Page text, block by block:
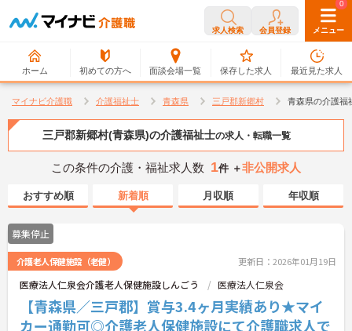
求人検索 会員登録 メニュー
ホーム 初めての方へ 面談会場一覧
0
保存した求人
0
最近見た求人
マイナビ介護職 介護福祉士 青森県 三戸郡新郷村 青森県の介護福
三戸郡新郷村(青森県)の介護福祉士の求人・転職一覧
この条件の介護・福祉求人数 1件 ＋非公開求人
おすすめ順 新着順 月収順 年収順
募集停止
介護老人保健施設（老健） 更新日：2026年01月19日
医療法人仁泉会介護老人保健施設しんごう 医療法人仁泉会
【青森県／三戸郡】賞与3.4ヶ月実績あり★マイ
カー通勤可◎介護老人保健施設にて介護職求人で